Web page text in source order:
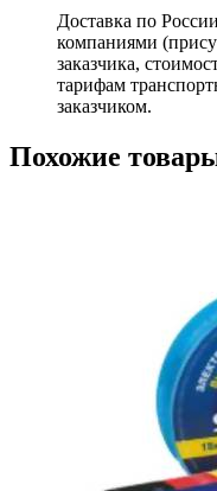
Доставка по
компаниями
заказчика,
тарифам
заказчиком.
Похожие